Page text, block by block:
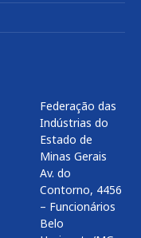
Federação das
Indústrias do
Estado de
Minas Gerais
Av. do
Contorno, 4456
– Funcionários
Belo